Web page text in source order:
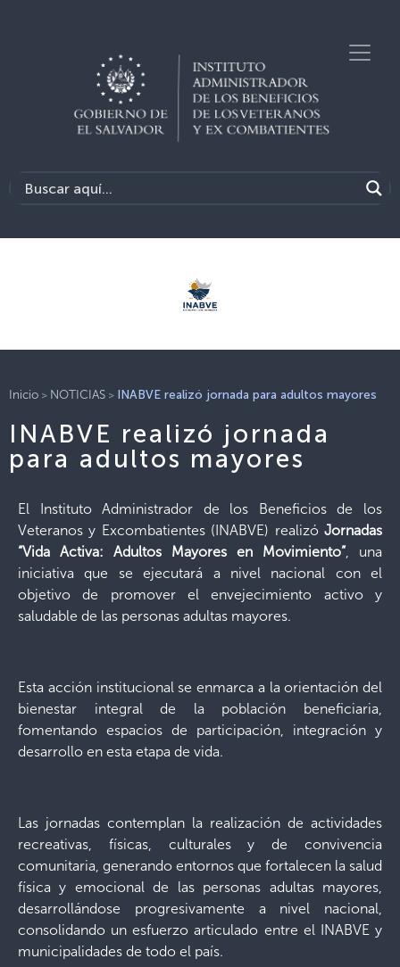
Inicio > NOTICIAS > INABVE realizó jornada para adultos mayores
INABVE realizó jornada
para adultos mayores
El Instituto Administrador de los Beneficios de los
Veteranos y Excombatientes (INABVE) realizó Jornadas
“Vida Activa: Adultos Mayores en Movimiento”, una
iniciativa que se ejecutará a nivel nacional con el
objetivo de promover el envejecimiento activo y
saludable de las personas adultas mayores.
Esta acción institucional se enmarca a la orientación del
bienestar integral de la población beneficiaria,
fomentando espacios de participación, integración y
desarrollo en esta etapa de vida.
Las jornadas contemplan la realización de actividades
recreativas, físicas, culturales y de convivencia
comunitaria, generando entornos que fortalecen la salud
física y emocional de las personas adultas mayores,
desarrollándose progresivamente a nivel nacional,
consolidando un esfuerzo articulado entre el INABVE y
municipalidades de todo el país.